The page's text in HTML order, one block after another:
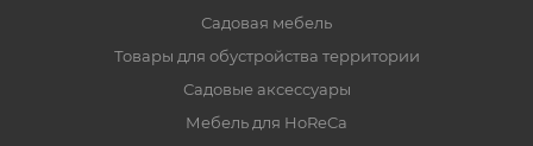
Садовая мебель
Товары для обустройства территории
Садовые аксессуары
Мебель для HoReCa